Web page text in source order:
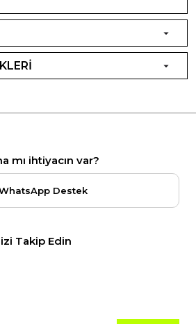
mı ihtiyacın var?
Destek
Takip Edin